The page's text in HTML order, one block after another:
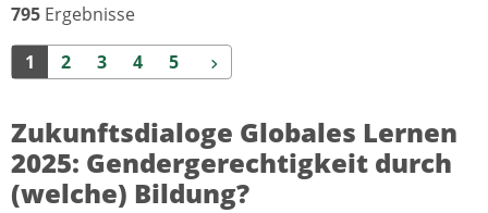
795 Ergebnisse
1 2 3 4 5 Weiter
Zukunftsdialoge Globales Lernen
2025: Gendergerechtigkeit durch
(welche) Bildung?